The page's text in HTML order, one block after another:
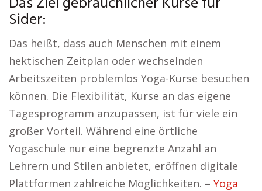
Sider:
Das heißt, dass auch Menschen mit einem
hektischen Zeitplan oder wechselnden
Arbeitszeiten problemlos Yoga-Kurse besuchen
können. Die Flexibilität, Kurse an das eigene
Tagesprogramm anzupassen, ist für viele ein
großer Vorteil. Während eine örtliche
Yogaschule nur eine begrenzte Anzahl an
Lehrern und Stilen anbietet, eröffnen digitale
Plattformen zahlreiche Möglichkeiten. – Yoga